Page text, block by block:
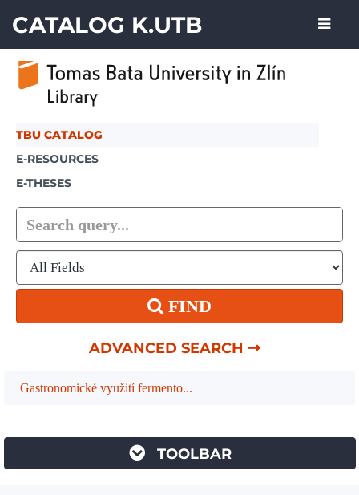
CATALOG K.UTB
TBU CATALOG
E-RESOURCES
E-THESES
FIND
ADVANCED SEARCH
Gastronomické využití fermento...
TOOLBAR